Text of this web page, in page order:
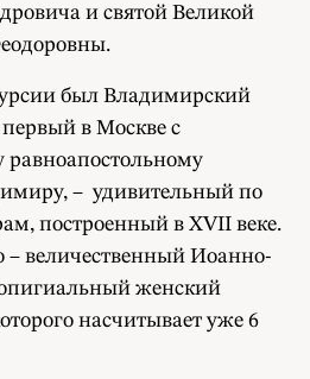
и святой Великой
был Владимирский
в Москве с
– удивительный по
построенный в XVII веке.
– величественный Иоанно-
женский
насчитывает уже 6